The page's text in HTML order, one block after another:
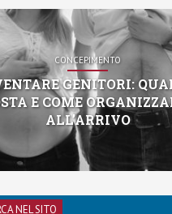
CONCEPIMENTO
GENITORI:
E COME
ALL’ARRIVO
NEL SITO